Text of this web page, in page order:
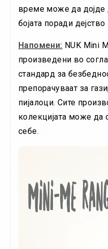
време може да дојде
бојата поради
Напомени: NUK Mini
произведени во
стандард за
препорачуваат за
пијалоци. Сите
колекцијата може да
себе.